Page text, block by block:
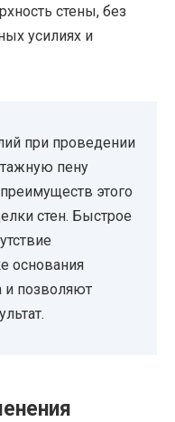
стены, без
усилиях и
при проведении
пену
этого
стен. Быстрое
основания
и позволяют